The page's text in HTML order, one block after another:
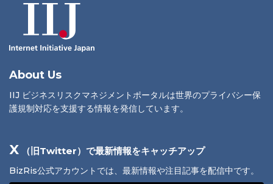
About Us
IIJ ビジネスリスクマネジメントポータルは世界のプライバシー保
護規制対応を支援する情報を発信しています。
X （旧Twitter）で最新情報をキャッチアップ
BizRis公式アカウントでは、最新情報や注目記事を配信中です。